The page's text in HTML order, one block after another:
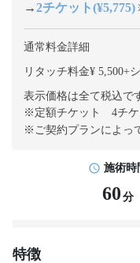
→2チケット(¥5,775)
通常料金詳細
リタッチ料金¥ 5,500+
表示価格は全て税込で
※定額チケット 4チケ
※ご契約プランによっ
施術時
60 分
特徴